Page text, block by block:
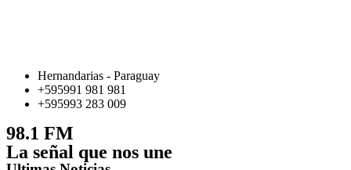
Hernandarias - Paraguay
+595991 981 981
+595993 283 009
98.1 FM
La señal que nos une